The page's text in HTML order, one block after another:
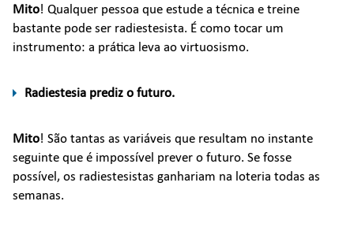
Mito! Qualquer pessoa que estude a técnica e treine
bastante pode ser radiestesista. É como tocar um
instrumento: a prática leva ao virtuosismo.
Radiestesia prediz o futuro.
Mito! São tantas as variáveis que resultam no instante
seguinte que é impossível prever o futuro. Se fosse
possível, os radiestesistas ganhariam na loteria todas as
semanas.